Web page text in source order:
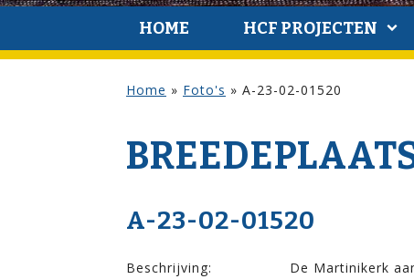
HOME HCF PROJECTEN
Home » Foto's » A-23-02-01520
A-23-02-01520
Beschrijving:
De Martinikerk